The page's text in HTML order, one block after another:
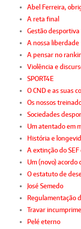
Abel Ferreira,
A reta final
Gestão
A nossa liberdade
A pensar no
Violência e
SPORT4E
O CND e as suas
Os nossos
Sociedades
Um atentado em
História e
A extinção do
Um (novo)
O estatuto de
José Semedo
Regulamentação
Travar
Pelé eterno